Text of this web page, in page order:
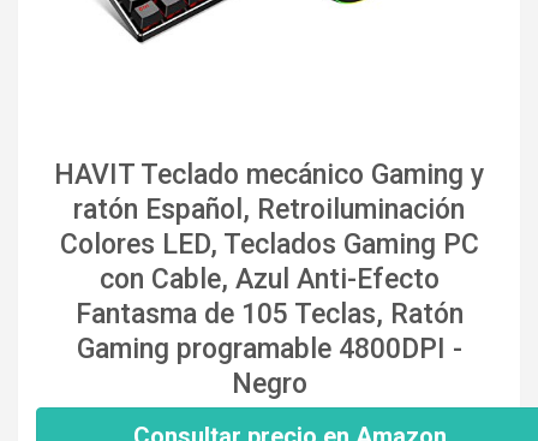
HAVIT Teclado mecánico Gaming y
ratón Español, Retroiluminación
Colores LED, Teclados Gaming PC
con Cable, Azul Anti-Efecto
Fantasma de 105 Teclas, Ratón
Gaming programable 4800DPI -
Negro